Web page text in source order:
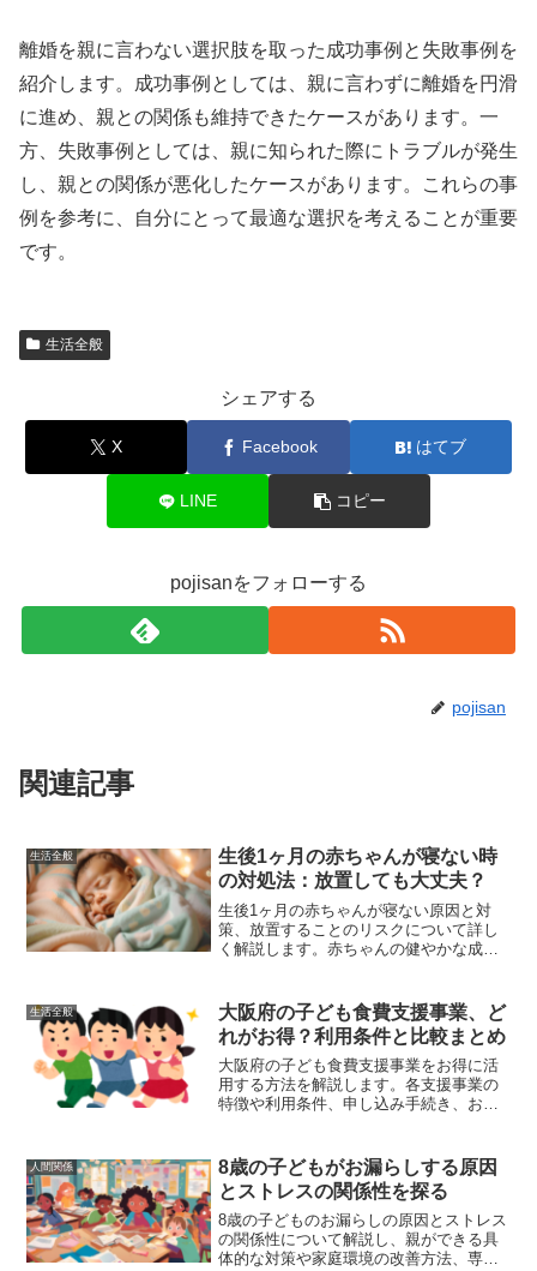
離婚を親に言わない選択肢を取った成功事例と失敗事例を
紹介します。成功事例としては、親に言わずに離婚を円滑
に進め、親との関係も維持できたケースがあります。一
方、失敗事例としては、親に知られた際にトラブルが発生
し、親との関係が悪化したケースがあります。これらの事
例を参考に、自分にとって最適な選択を考えることが重要
です。
生活全般
シェアする
X Facebook はてブ
LINE コピー
pojisanをフォローする
pojisan
関連記事
生活全般
生後1ヶ月の赤ちゃんが寝ない時
の対処法：放置しても大丈夫？
生後1ヶ月の赤ちゃんが寝ない原因と対
策、放置することのリスクについて詳し
く解説します。赤ちゃんの健やかな成長
生活全般
大阪府の子ども食費支援事業、ど
れがお得？利用条件と比較まとめ
大阪府の子ども食費支援事業をお得に活
用する方法を解説します。各支援事業の
特徴や利用条件、申し込み手続き、お得
ガイドです。
人間関係
8歳の子どもがお漏らしする原因
とストレスの関係性を探る
8歳の子どものお漏らしの原因とストレス
の関係性について解説し、親ができる具
体的な対策や家庭環境の改善方法、専門